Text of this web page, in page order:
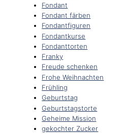
Fondant
Fondant färben
Fondantfiguren
Fondantkurse
Fondanttorten
Franky
Freude schenken
Frohe Weihnachten
Frühling
Geburtstag
Geburtstagstorte
Geheime Mission
gekochter Zucker